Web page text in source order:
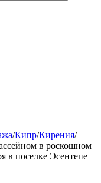
/Кипр/Кирения/
в роскошном
в поселке Эсентепе